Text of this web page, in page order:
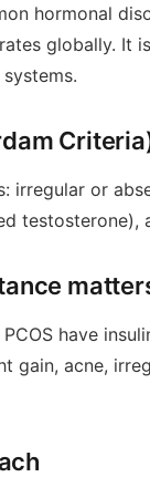
hormonal
globally. It
irregular or
have
gain, acne,